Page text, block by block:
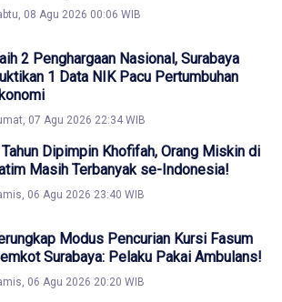
08 Agu 2026 00:06 WIB
2 Penghargaan Nasional, Surabaya
1 Data NIK Pacu Pertumbuhan
07 Agu 2026 22:34 WIB
Dipimpin Khofifah, Orang Miskin di
Masih Terbanyak se-Indonesia!
06 Agu 2026 23:40 WIB
Modus Pencurian Kursi Fasum
Surabaya: Pelaku Pakai Ambulans!
06 Agu 2026 20:20 WIB